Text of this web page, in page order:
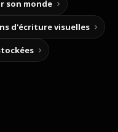
son monde
d'écriture visuelles